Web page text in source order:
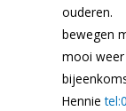
ouderen.
bewegen
mooi
Hennie